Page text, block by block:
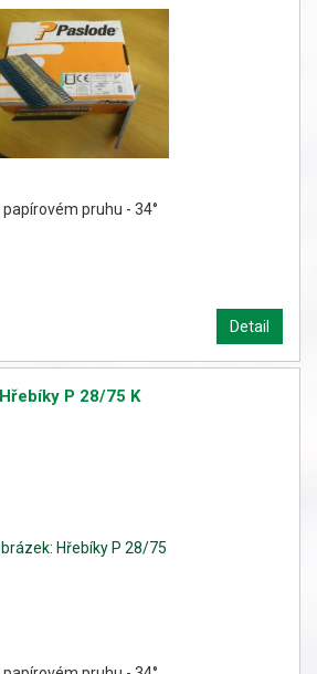
pruhu - 34°
Detail
Hřebíky P 28/75 K